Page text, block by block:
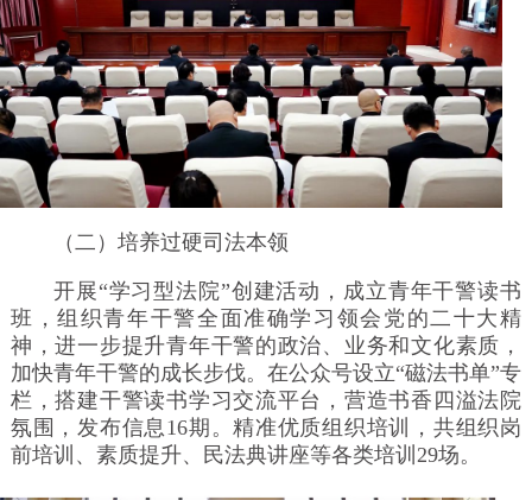
（二）培养过硬司法本领
开展“学习型法院”创建活动，成立青年干警读书
班，组织青年干警全面准确学习领会党的二十大精
神，进一步提升青年干警的政治、业务和文化素质，
加快青年干警的成长步伐。在公众号设立“磁法书单”专
栏，搭建干警读书学习交流平台，营造书香四溢法院
氛围，发布信息16期。精准优质组织培训，共组织岗
前培训、素质提升、民法典讲座等各类培训29场。